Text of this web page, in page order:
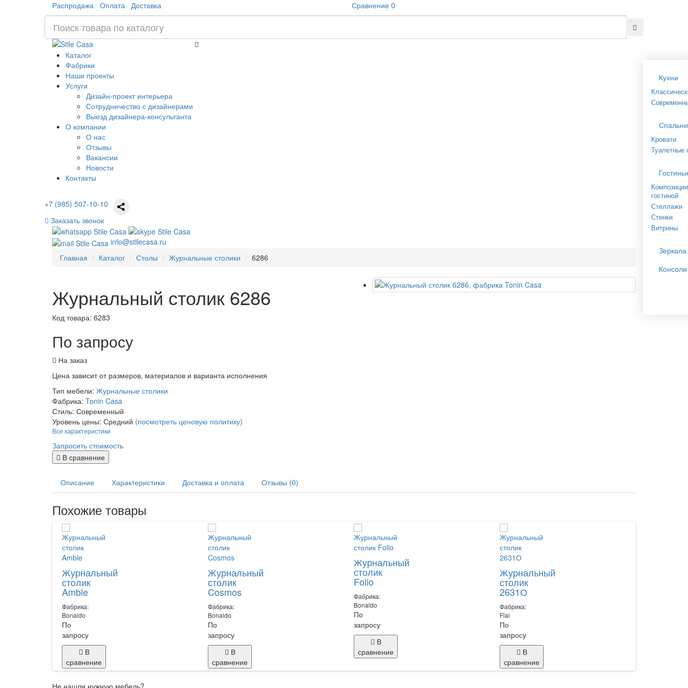
Распродажа Оплата Доставка Сравнение 0
Каталог
Кухни
Спальни
Кровати
Туалетные
гостиной
Стеллажи
Стенки
Витрины
Зеркала
Консоли
Фабрики
Наши проекты
Услуги
Дизайн-проект интерьера
Сотрудничество с дизайнерами
Выезд дизайнера-консультанта
О компании
О нас
Отзывы
Вакансии
Новости
Контакты
+7 (985) 507-10-10
Заказать звонок
info@stilecasa.ru
Главная
Каталог Столы Журнальные столики 6286
Журнальный столик 6286
Код товара: 6283
По запросу
На заказ
Цена зависит от размеров, материалов и варианта исполнения
Тип мебели: Журнальные столики
Фабрика: Tonin Casa
Стиль: Современный
Уровень цены: Средний (посмотреть ценовую политику)
Все характеристики
Запросить стоимость
В сравнение
Описание Характеристики Доставка и оплата Отзывы (0)
Похожие товары
Журнальный
столик
Amble
Фабрика:
Bonaldo
По
запросу
В
сравнение
Журнальный
столик
Cosmos
Фабрика:
Bonaldo
По
запросу
В
сравнение
Журнальный
столик
Folio
Фабрика:
Bonaldo
По
запросу
В
сравнение
Журнальный
столик
2631О
Фабрика:
Flai
По
запросу
В
сравнение
Не нашли нужную мебель?